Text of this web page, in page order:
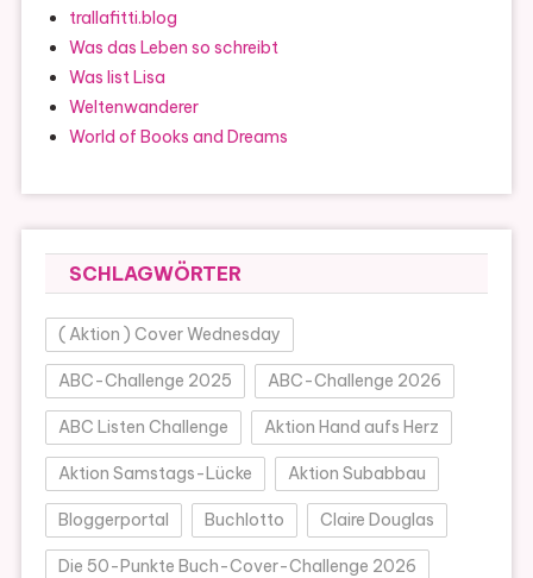
trallafitti.blog
Was das Leben so schreibt
Was list Lisa
Weltenwanderer
World of Books and Dreams
SCHLAGWÖRTER
( Aktion ) Cover Wednesday
ABC-Challenge 2025 ABC-Challenge 2026
ABC Listen Challenge Aktion Hand aufs Herz
Aktion Samstags-Lücke Aktion Subabbau
Bloggerportal Buchlotto Claire Douglas
Die 50-Punkte Buch-Cover-Challenge 2026